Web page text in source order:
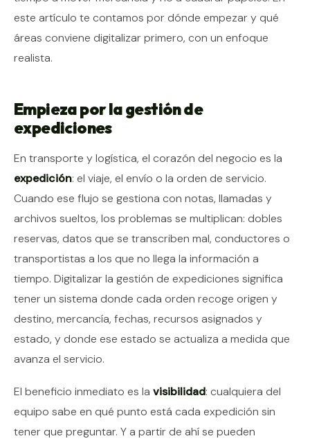
este artículo te contamos por dónde empezar y qué
áreas conviene digitalizar primero, con un enfoque
realista.
Empieza por la gestión de
expediciones
En transporte y logística, el corazón del negocio es la
expedición: el viaje, el envío o la orden de servicio.
Cuando ese flujo se gestiona con notas, llamadas y
archivos sueltos, los problemas se multiplican: dobles
reservas, datos que se transcriben mal, conductores o
transportistas a los que no llega la información a
tiempo. Digitalizar la gestión de expediciones significa
tener un sistema donde cada orden recoge origen y
destino, mercancía, fechas, recursos asignados y
estado, y donde ese estado se actualiza a medida que
avanza el servicio.
El beneficio inmediato es la visibilidad: cualquiera del
equipo sabe en qué punto está cada expedición sin
tener que preguntar. Y a partir de ahí se pueden